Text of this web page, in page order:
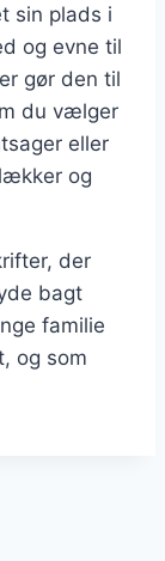
sin plads i
og evne til
gør den til
du vælger
eller
og
der
bagt
familie
og som